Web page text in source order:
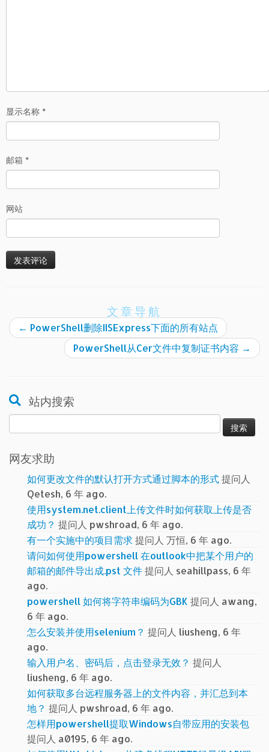
显示名称 *
邮箱 *
网站
文章导航
← PowerShell删除IISExpress下面的所有站点
PowerShell从Cer文件中复制证书内容 →
站内搜索
索：
网友求助
如何更改文件的默认打开方式通过脚本的形式提问人
Qetesh, 6 年 ago.
使用system.net.client上传文件时如何获取上传是否
成功？ 提问人 pwshroad, 6 年 ago.
有一个实施中的项目需求提问人 万恒, 6 年 ago.
请问如何使用powershell 在outlook中把某个用户的
邮箱的邮件导出成.pst 文件提问人 seahillpass, 6 年
ago.
powershell 如何将字符串编码为GBK 提问人 awang,
6 年 ago.
怎么安装并使用selenium？ 提问人 liusheng, 6 年
ago.
输入用户名、密码后，点击登录无效？ 提问人
liusheng, 6 年 ago.
如何获取多台远程服务器上的文件内容，并汇总到本
地？ 提问人 pwshroad, 6 年 ago.
怎样用powershell提取Windows自带应用的安装包
提问人 a0195, 6 年 ago.